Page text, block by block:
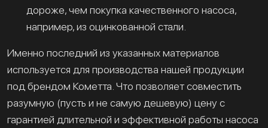
дороже, чем покупка качественного насоса,
например, из оцинкованной стали.
Именно последний из указанных материалов
используется для производства нашей продукции
под брендом Кометта. Что позволяет совместить
разумную (пусть и не самую дешевую) цену с
гарантией длительной и эффективной работы насоса